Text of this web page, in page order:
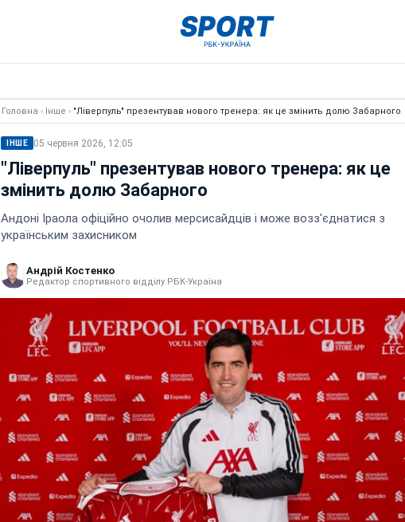
Головна › Інше › "Ліверпуль" презентував нового тренера: як це змінить долю Забарного
ІНШЕ 05 червня 2026, 12:05
"Ліверпуль" презентував нового тренера: як це
змінить долю Забарного
Андоні Іраола офіційно очолив мерсисайдців і може возз'єднатися з
українським захисником
Андрій Костенко
Редактор спортивного відділу РБК-Україна